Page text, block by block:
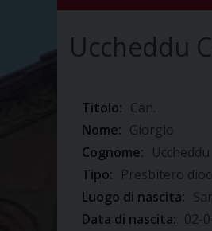
Uccheddu
Titolo: Can.
Nome: Giorgio
Cognome: Uccheddu
Tipo: Presbitero
Luogo di nascita:
Data di nascita: 02-